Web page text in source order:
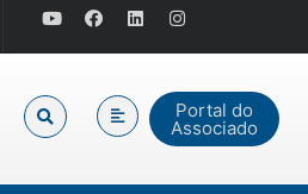
Portal do
Associado